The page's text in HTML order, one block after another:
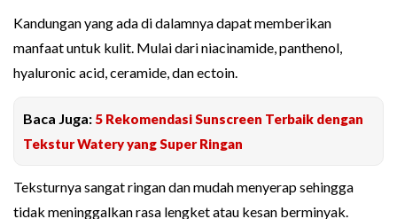
Kandungan yang ada di dalamnya dapat memberikan
manfaat untuk kulit. Mulai dari niacinamide, panthenol,
hyaluronic acid, ceramide, dan ectoin.
Baca Juga: 5 Rekomendasi Sunscreen Terbaik dengan
Tekstur Watery yang Super Ringan
Teksturnya sangat ringan dan mudah menyerap sehingga
tidak meninggalkan rasa lengket atau kesan berminyak.